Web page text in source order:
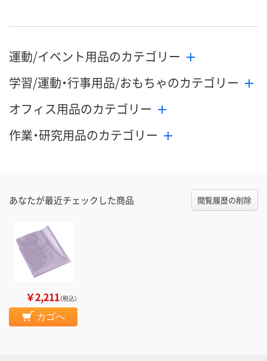
運動/イベント用品のカテゴリー
学習/運動・行事用品/おもちゃのカテゴリー
オフィス用品のカテゴリー
作業・研究用品のカテゴリー
あなたが最近チェックした商品 閲覧履歴の削除
￥2,211（税込）
カゴへ